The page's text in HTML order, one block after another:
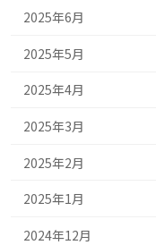
2025年6月
2025年5月
2025年4月
2025年3月
2025年2月
2025年1月
2024年12月